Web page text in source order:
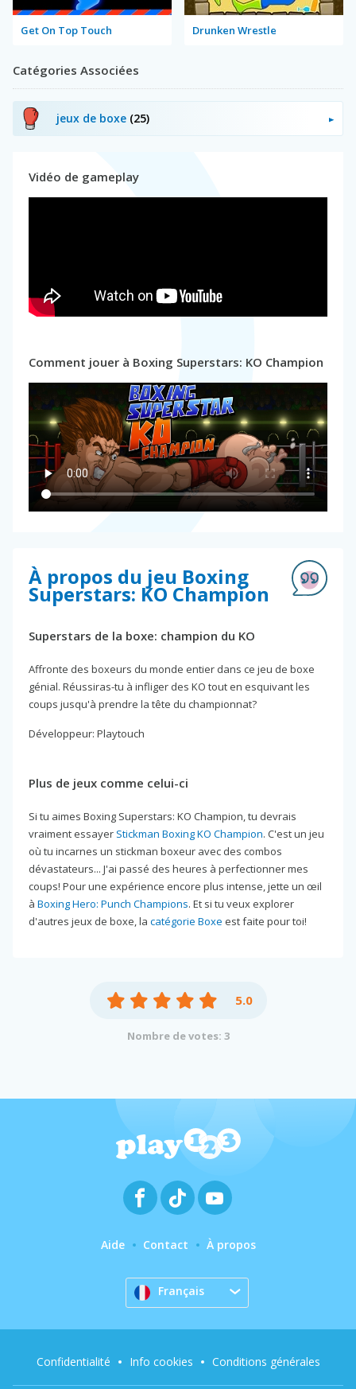
Get On Top Touch Drunken Wrestle
Catégories Associées
jeux de boxe (25)
Vidéo de gameplay
Comment jouer à Boxing Superstars: KO Champion
À propos du jeu Boxing
Superstars: KO Champion
Superstars de la boxe: champion du KO
Affronte des boxeurs du monde entier dans ce jeu de boxe
génial. Réussiras-tu à infliger des KO tout en esquivant les
coups jusqu'à prendre la tête du championnat?
Développeur: Playtouch
Plus de jeux comme celui-ci
Si tu aimes Boxing Superstars: KO Champion, tu devrais
vraiment essayer Stickman Boxing KO Champion. C'est un jeu
où tu incarnes un stickman boxeur avec des combos
dévastateurs... J'ai passé des heures à perfectionner mes
coups! Pour une expérience encore plus intense, jette un œil
à Boxing Hero: Punch Champions. Et si tu veux explorer
d'autres jeux de boxe, la catégorie Boxe est faite pour toi!
5.0
Nombre de votes: 3
Aide Contact À propos
Français
Confidentialité Info cookies Conditions générales